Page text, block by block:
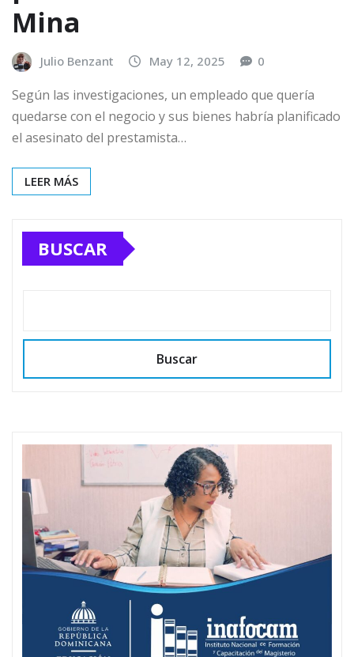
Mina
Julio Benzant May 12, 2025 0
Según las investigaciones, un empleado que quería
quedarse con el negocio y sus bienes habría planificado
el asesinato del prestamista…
LEER MÁS
BUSCAR
Buscar